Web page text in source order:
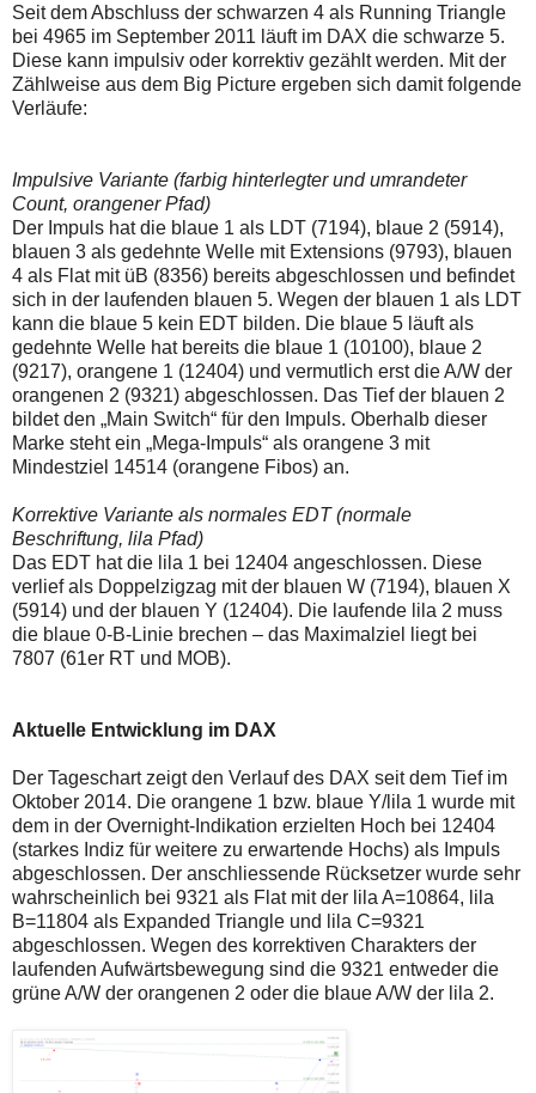
auch
Verstösse
gegen
die
Netiquette
oder
Kommentarfunktion
sein.
Bitte
überprüfen
Sie
Ihre
Browsereinstellungen
oder
Ihre
Internetverbindung
und
versuchen
Sie
es
zu
einem
Zeitpunkt
noch
einmal.
Sollte
das
Problem
weiterbestehen
bitte
ich
Mail
elliottwellen@online.de.
Bis
zur
Lösung
des
Problems
sind
die
Post
auch
auf
Plattform
online.de
verfügbar.
Alternativ
sind
die
Post
auch
auf
online.de
verfügbar.
Seit dem Abschluss der schwarzen 4 als Running Triangle
bei 4965 im September 2011 läuft im DAX die schwarze 5.
Diese kann impulsiv oder korrektiv gezählt werden. Mit der
Zählweise aus dem Big Picture ergeben sich damit folgende
Verläufe:
Impulsive Variante (farbig hinterlegter und umrandeter
Count, orangener Pfad)
Der Impuls hat die blaue 1 als LDT (7194), blaue 2 (5914),
blauen 3 als gedehnte Welle mit Extensions (9793), blauen
4 als Flat mit üB (8356) bereits abgeschlossen und befindet
sich in der laufenden blauen 5. Wegen der blauen 1 als LDT
kann die blaue 5 kein EDT bilden. Die blaue 5 läuft als
gedehnte Welle hat bereits die blaue 1 (10100), blaue 2
(9217), orangene 1 (12404) und vermutlich erst die A/W der
orangenen 2 (9321) abgeschlossen. Das Tief der blauen 2
bildet den „Main Switch“ für den Impuls. Oberhalb dieser
Marke steht ein „Mega-Impuls“ als orangene 3 mit
Mindestziel 14514 (orangene Fibos) an.
Korrektive Variante als normales EDT (normale
Beschriftung, lila Pfad)
Das EDT hat die lila 1 bei 12404 angeschlossen. Diese
verlief als Doppelzigzag mit der blauen W (7194), blauen X
(5914) und der blauen Y (12404). Die laufende lila 2 muss
die blaue 0-B-Linie brechen – das Maximalziel liegt bei
7807 (61er RT und MOB).
Aktuelle Entwicklung im DAX
Der Tageschart zeigt den Verlauf des DAX seit dem Tief im
Oktober 2014. Die orangene 1 bzw. blaue Y/lila 1 wurde mit
dem in der Overnight-Indikation erzielten Hoch bei 12404
(starkes Indiz für weitere zu erwartende Hochs) als Impuls
abgeschlossen. Der anschliessende Rücksetzer wurde sehr
wahrscheinlich bei 9321 als Flat mit der lila A=10864, lila
B=11804 als Expanded Triangle und lila C=9321
abgeschlossen. Wegen des korrektiven Charakters der
laufenden Aufwärtsbewegung sind die 9321 entweder die
grüne A/W der orangenen 2 oder die blaue A/W der lila 2.